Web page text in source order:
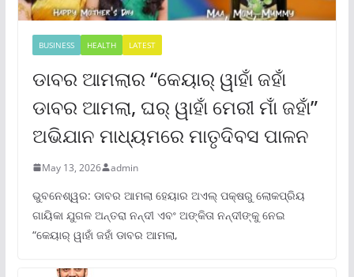
BUSINESS HEALTH LATEST
ଡାବର ଆମଲାର “କେୟାର୍ ୱାହାଁ ଜହାଁ
ଡାବର ଆମଲା, ଘର୍ ୱାହାଁ ମେରୀ ମାଁ ଜହାଁ”
ଅଭିଯାନ ମାଧ୍ୟମରେ ମାତୃଦିବସ ପାଳନ
May 13, 2026 admin
ଭୁବନେଶ୍ୱର: ଡାବର ଆମଲା ହେୟାର ଅଏଲ୍ ପକ୍ଷରୁ ଲୋକପ୍ରିୟ
ଗାୟିକା ଯୁଗଳ ଅନ୍ତରା ନନ୍ଦୀ ଏବଂ ଅଙ୍କିତା ନନ୍ଦୀଙ୍କୁ ନେଇ
“କେୟାର୍ ୱାହାଁ ଜହାଁ ଡାବର ଆମଲା,